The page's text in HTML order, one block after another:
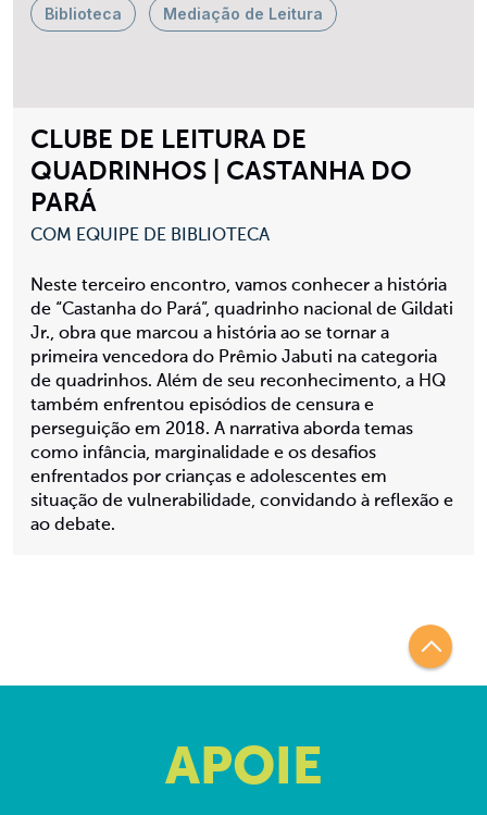
CLUBE DE LEITURA DE
QUADRINHOS | CASTANHA DO
PARÁ
COM EQUIPE DE BIBLIOTECA
Neste terceiro encontro, vamos conhecer a história
de “Castanha do Pará”, quadrinho nacional de Gildati
Jr., obra que marcou a história ao se tornar a
primeira vencedora do Prêmio Jabuti na categoria
de quadrinhos. Além de seu reconhecimento, a HQ
também enfrentou episódios de censura e
perseguição em 2018. A narrativa aborda temas
como infância, marginalidade e os desafios
enfrentados por crianças e adolescentes em
situação de vulnerabilidade, convidando à reflexão e
ao debate.
Biblioteca Mediação de Leitura
APOIE